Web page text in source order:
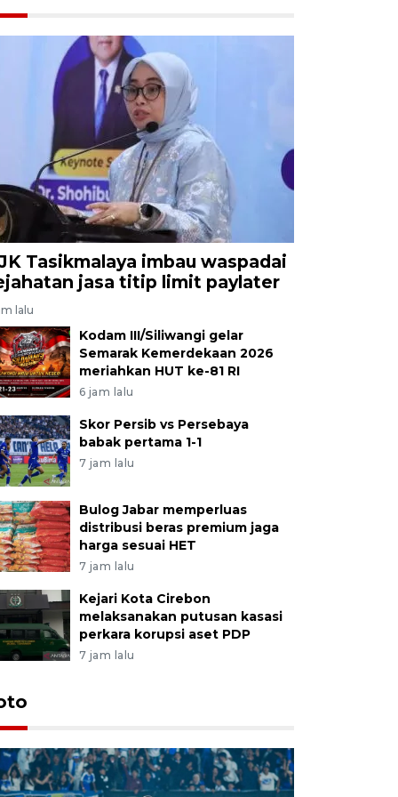
Tasikmalaya imbau waspadai
jasa titip limit paylater
lalu
Kodam III/Siliwangi gelar
Semarak Kemerdekaan 2026
meriahkan HUT ke-81 RI
6 jam lalu
Skor Persib vs Persebaya
babak pertama 1-1
7 jam lalu
Bulog Jabar memperluas
distribusi beras premium jaga
harga sesuai HET
7 jam lalu
Kejari Kota Cirebon
melaksanakan putusan kasasi
perkara korupsi aset PDP
7 jam lalu